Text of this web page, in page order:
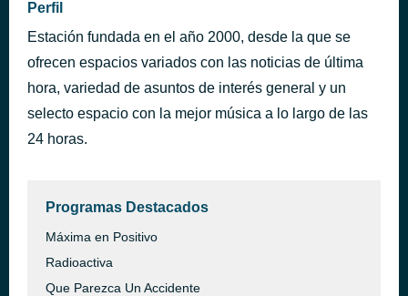
Perfil
Estación fundada en el año 2000, desde la que se
ofrecen espacios variados con las noticias de última
hora, variedad de asuntos de interés general y un
selecto espacio con la mejor música a lo largo de las
24 horas.
Programas Destacados
Máxima en Positivo
Radioactiva
Que Parezca Un Accidente